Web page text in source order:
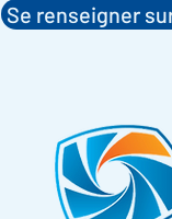
Se renseigner